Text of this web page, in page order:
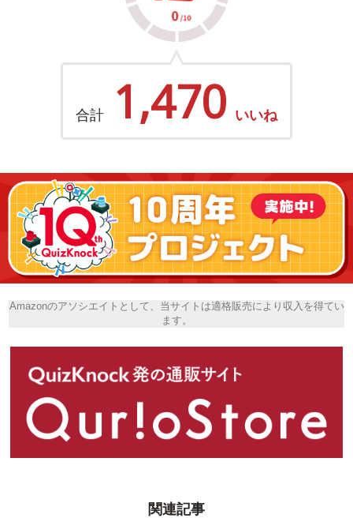
合計 1,470 いいね
Amazonのアソシエイトとして、当サイトは適格販売により収入を得てい
ます。
関連記事